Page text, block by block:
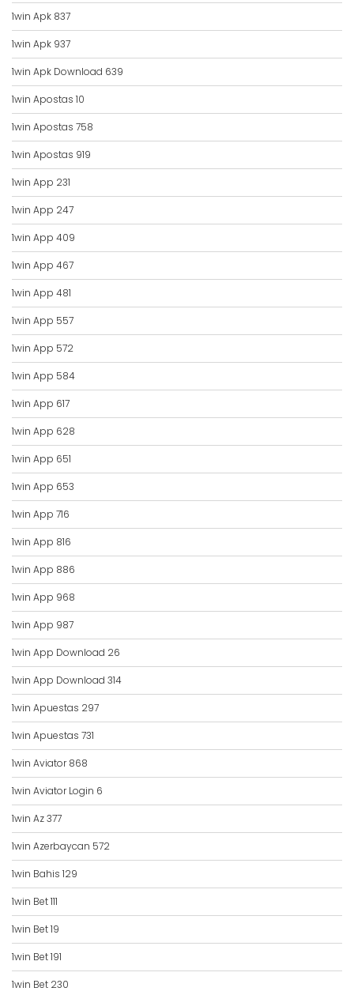
1win Apk 837
1win Apk 937
1win Apk Download 639
1win Apostas 10
1win Apostas 758
1win Apostas 919
1win App 231
1win App 247
1win App 409
1win App 467
1win App 481
1win App 557
1win App 572
1win App 584
1win App 617
1win App 628
1win App 651
1win App 653
1win App 716
1win App 816
1win App 886
1win App 968
1win App 987
1win App Download 26
1win App Download 314
1win Apuestas 297
1win Apuestas 731
1win Aviator 868
1win Aviator Login 6
1win Az 377
1win Azerbaycan 572
1win Bahis 129
1win Bet 111
1win Bet 19
1win Bet 191
1win Bet 230